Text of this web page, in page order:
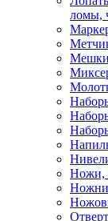
ломы,
Мешки
Ножи,